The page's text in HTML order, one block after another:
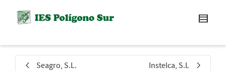
Seagro, S.L. Instelca, S.L